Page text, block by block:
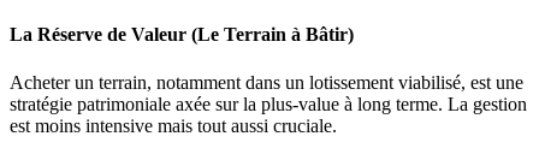
La Réserve de Valeur (Le Terrain à Bâtir)
Acheter un terrain, notamment dans un lotissement viabilisé, est une
stratégie patrimoniale axée sur la plus-value à long terme. La gestion
est moins intensive mais tout aussi cruciale.